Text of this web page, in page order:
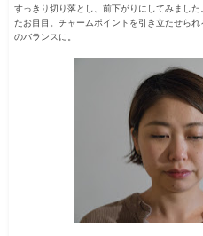
すっきり切り落とし、前下がりにしてみまし
たお目目。チャームポイントを引き立たせら
のバランスに。